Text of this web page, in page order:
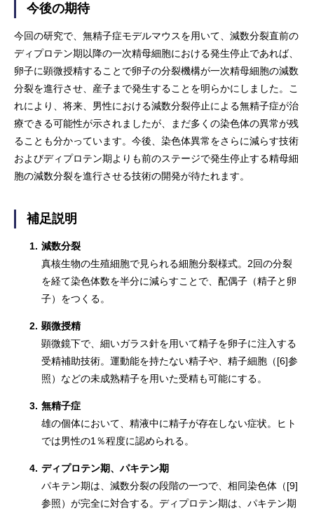
今後の期待
今回の研究で、無精子症モデルマウスを用いて、減数分裂直前の
ディプロテン期以降の一次精母細胞における発生停止であれば、
卵子に顕微授精することで卵子の分裂機構が一次精母細胞の減数
分裂を進行させ、産子まで発生することを明らかにしました。こ
れにより、将来、男性における減数分裂停止による無精子症が治
療できる可能性が示されましたが、まだ多くの染色体の異常が残
ることも分かっています。今後、染色体異常をさらに減らす技術
およびディプロテン期よりも前のステージで発生停止する精母細
胞の減数分裂を進行させる技術の開発が待たれます。
補足説明
1. 減数分裂
真核生物の生殖細胞で見られる細胞分裂様式。2回の分裂
を経て染色体数を半分に減らすことで、配偶子（精子と卵
子）をつくる。
2. 顕微授精
顕微鏡下で、細いガラス針を用いて精子を卵子に注入する
受精補助技術。運動能を持たない精子や、精子細胞（[6]参
照）などの未成熟精子を用いた受精も可能にする。
3. 無精子症
雄の個体において、精液中に精子が存在しない症状。ヒト
では男性の1％程度に認められる。
4. ディプロテン期、パキテン期
パキテン期は、減数分裂の段階の一つで、相同染色体（[9]
参照）が完全に対合する。ディプロテン期は、パキテン期